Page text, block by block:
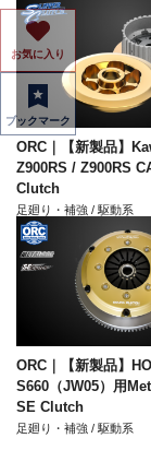
ORC｜【新製品】
Z900RS / Z900RS
Clutch
足廻り・補強 / 駆動系
ORC｜【新製品】
S660（JW05）用
SE Clutch
足廻り・補強 / 駆動系
お気に入り
ブックマーク